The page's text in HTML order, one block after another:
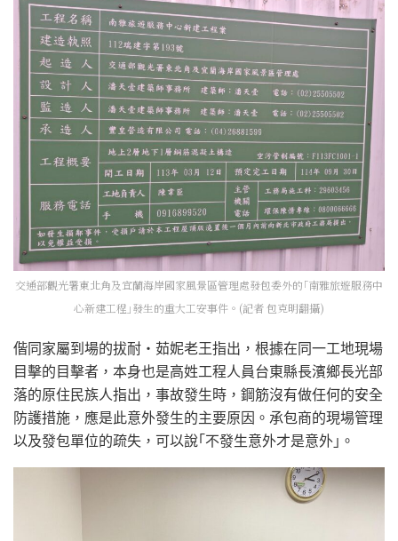
交通部觀光署東北角及宜蘭海岸國家風景區管理處發包委外的｢南雅旅遊服務中
心新建工程｣發生的重大工安事件。(記者 包克明翻攝)
偕同家屬到場的拔耐‧茹妮老王指出，根據在同一工地現場
目擊的目擊者，本身也是高姓工程人員台東縣長濱鄉長光部
落的原住民族人指出，事故發生時，鋼筋沒有做任何的安全
防護措施，應是此意外發生的主要原因。承包商的現場管理
以及發包單位的疏失，可以說｢不發生意外才是意外｣。